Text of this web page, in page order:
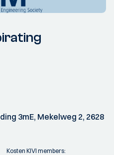
3mE, Mekelweg 2, 2628
Kosten KIVI members: